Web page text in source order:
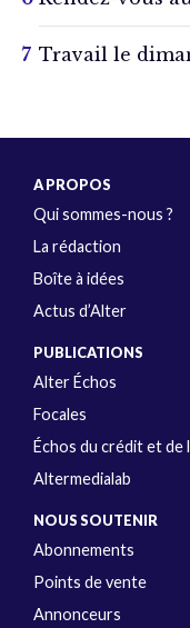
Travail le
A PROPOS
Qui sommes-nous ?
La rédaction
Boîte à idées
Actus d’Alter
PUBLICATIONS
Alter Échos
Focales
Échos du crédit et de
Altermedialab
NOUS SOUTENIR
Abonnements
Points de vente
Annonceurs